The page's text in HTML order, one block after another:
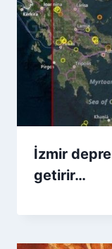
İzmir
getirir…